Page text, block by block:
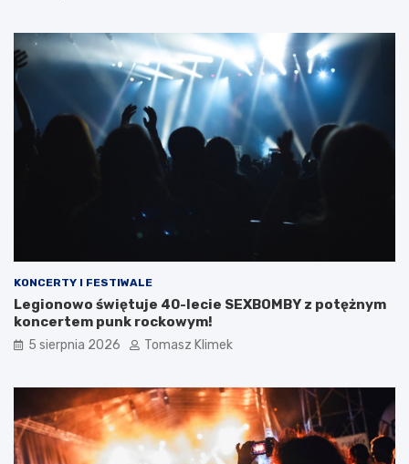
KONCERTY I FESTIWALE
Legionowo świętuje 40-lecie SEXBOMBY z potężnym
koncertem punk rockowym!
5 sierpnia 2026 Tomasz Klimek